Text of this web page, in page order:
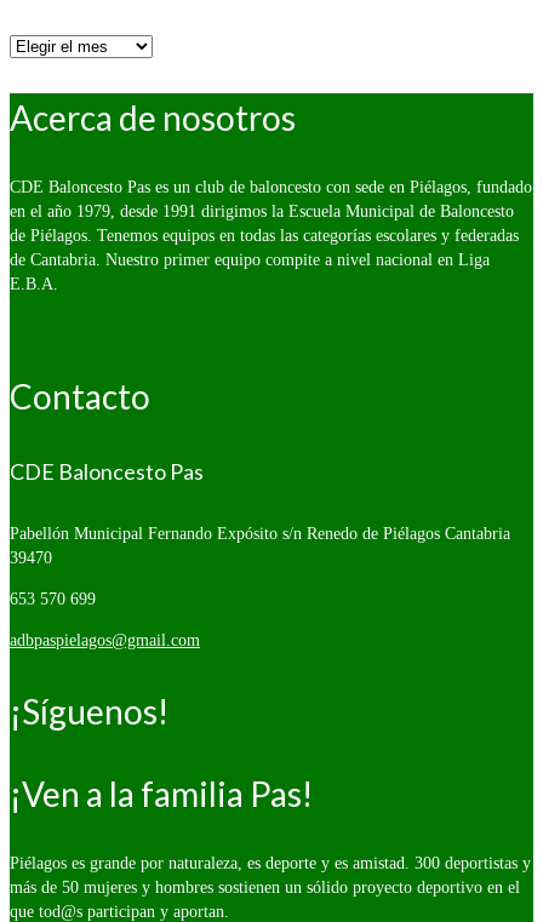
Por
Acerca de nosotros
CDE Baloncesto Pas es un club de baloncesto con sede en Piélagos, fundado
en el año 1979, desde 1991 dirigimos la Escuela Municipal de Baloncesto
de Piélagos. Tenemos equipos en todas las categorías escolares y federadas
de Cantabria. Nuestro primer equipo compite a nivel nacional en Liga
E.B.A.
Contacto
CDE Baloncesto Pas
Pabellón Municipal Fernando Expósito s/n Renedo de Piélagos Cantabria
39470
653 570 699
adbpaspielagos@gmail.com
¡Síguenos!
¡Ven a la familia Pas!
Piélagos es grande por naturaleza, es deporte y es amistad. 300 deportistas y
más de 50 mujeres y hombres sostienen un sólido proyecto deportivo en el
que tod@s participan y aportan.